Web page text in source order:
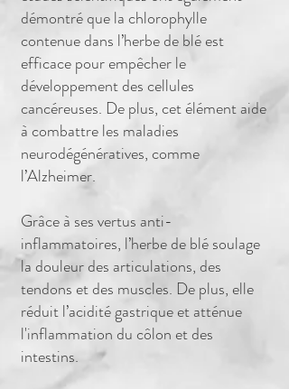
démontré que la chlorophylle
contenue dans l’herbe de blé est
efficace pour empêcher le
développement des cellules
cancéreuses. De plus, cet élément aide
à combattre les maladies
neurodégénératives, comme
l’Alzheimer.
Grâce à ses vertus anti-
inflammatoires, l’herbe de blésoulage
la douleur des articulations, des
tendons et des muscles. De plus, elle
réduit l’acidité gastrique et atténue
l'inflammation du côlon et des
intestins.